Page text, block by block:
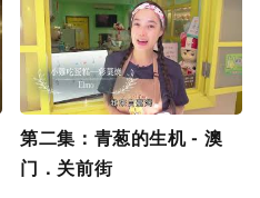
第二集：青葱的生机 - 澳
门．关前街